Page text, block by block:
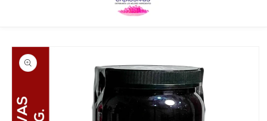
directamente
a la
información